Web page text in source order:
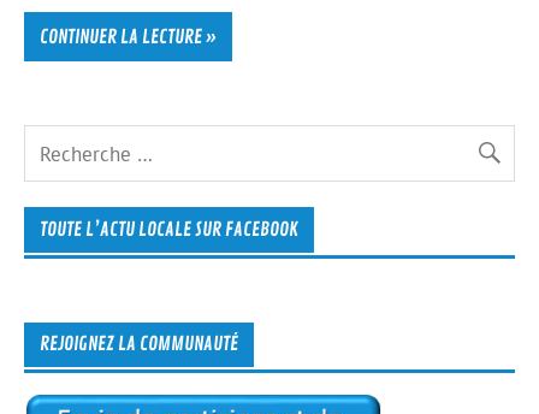
CONTINUER LA LECTURE »
TOUTE L’ACTU LOCALE SUR FACEBOOK
REJOIGNEZ LA COMMUNAUTÉ